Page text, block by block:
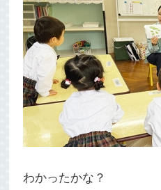
わかったかな？